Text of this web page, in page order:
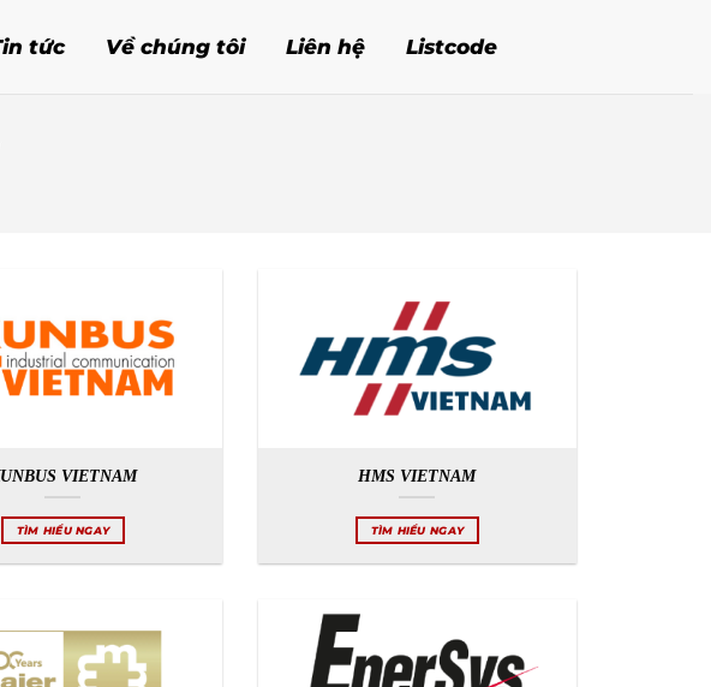
tức Về chúng tôi Liên hệ Listcode
VIETNAM
TÌM HIỂU NGAY
HMS VIETNAM
TÌM HIỂU NGAY